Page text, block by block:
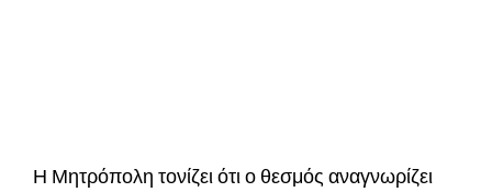
Η Μητρόπολη τονίζει ότι ο θεσμός αναγνωρίζει